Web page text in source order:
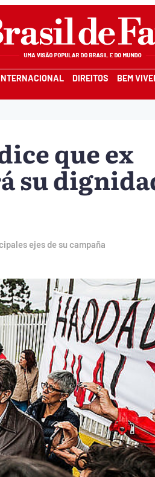
DIREITOS BEM
que ex
su
ejes de su campaña